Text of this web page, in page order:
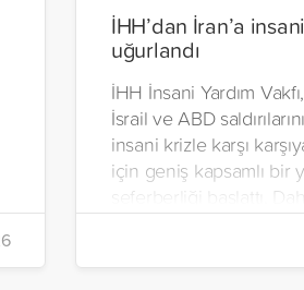
İHH’dan İran’a
uğurlandı
İHH İnsani Yardım
İsrail ve ABD
insani krizle karşı
için geniş kapsamlı bir
seferberliği başlattı.
İran’a gönderen vakıf,
temel ihtiyaç
tırı daha ülkeye